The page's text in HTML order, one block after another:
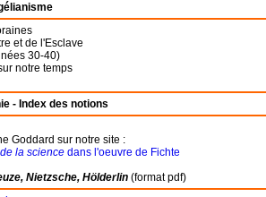
et de l'Esclave
30-40)
notre temps
- Index des notions
Goddard sur notre site :
la science dans l'oeuvre de Fichte
Nietzsche, Hölderlin (format pdf)